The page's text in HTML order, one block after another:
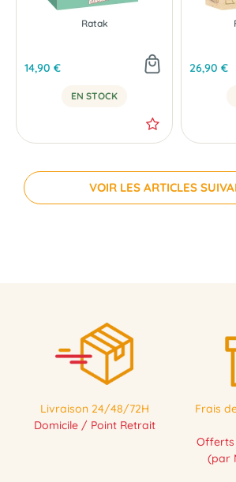
Ratak
14,90 €
EN STOCK
26,90 €
VOIR LES ARTICLES
Livraison 24/48/72H
Domicile / Point Retrait
Frais
(par